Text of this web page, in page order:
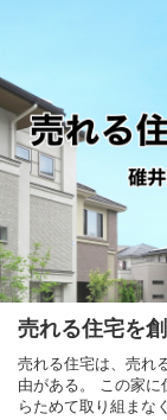
売れる住宅を
売れる住宅は、売れ
由がある。 この家
らためて取り組まな